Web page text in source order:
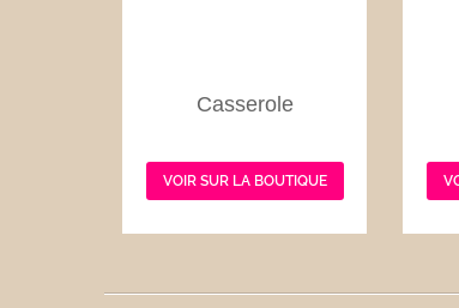
Casserole
VOIR SUR LA BOUTIQUE